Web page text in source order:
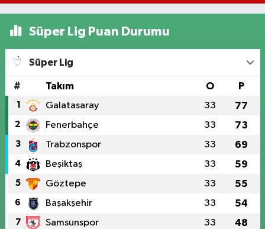
Süper Lig Puan Durumu
Süper Lig
# Takım O P
1 Galatasaray 33 77
2 Fenerbahçe 33 73
3 Trabzonspor 33 69
4 Beşiktaş 33 59
5 Göztepe 33 55
6 Başakşehir 33 54
7 Samsunspor 33 48